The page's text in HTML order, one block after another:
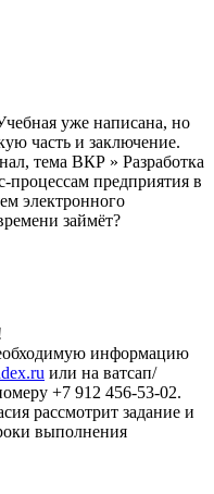
уже написана, но
часть и заключение.
тема ВКР » Разработка
процессам предприятия в
электронного
займёт?
информацию
или на ватсап/
+7 912 456-53-02.
рассмотрит задание и
выполнения